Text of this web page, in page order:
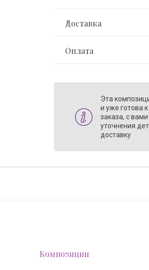
Доставка
Оплата
Эта
и уже готова
заказа, с
уточнения
доставку
Композиции